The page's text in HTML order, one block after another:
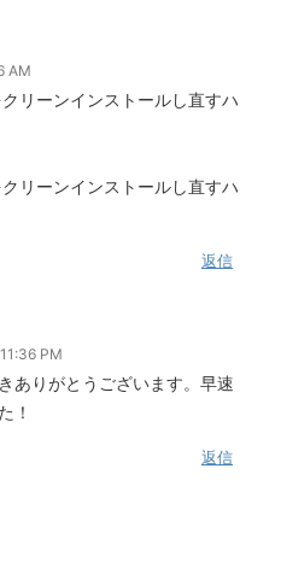
AM
リーンインストールし直すハ
リーンインストールし直すハ
返信
PM
ありがとうございます。早速
！
返信